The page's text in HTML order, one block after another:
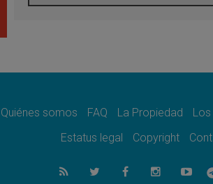
La visita del Papa a Perú
06.08.2026
05.08.2026
sociedad necesita el mensaje
Santa María la Mayor,
de Dios desciende sobre el
Quiénes somos FAQ La Propiedad
Estatus legal
Copyright